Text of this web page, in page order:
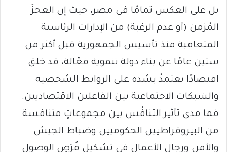
بل على العكس تمامًا في مصر، حيث إن العجزَ
المُزمن (أو عدم الرغبة) من الإدارات الرئاسية
المتعاقبة منذ تأسيس الجمهورية قبل أكثر من
ستين عامًا عن بناء دولة تنموية فعّالة، قد خلق
اقتصادًا يعتمدُ بشدة على الروابط الشخصية
والشبكات الاجتماعية بين الفاعلين الاقتصاديين.
فما مدى تأثير التنافُس بين مجموعاتٍ متنافسة
من البيروقراطيين الحكوميين وضباط الجيش
والأمن ورجال الأعمال في تشكيلِ فُرَصِ الوصول